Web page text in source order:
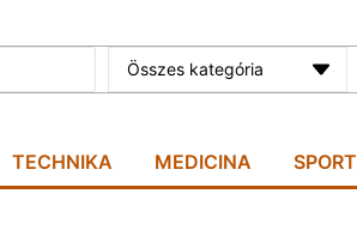
Összes kategória
TECHNIKA MEDICINA SPORT